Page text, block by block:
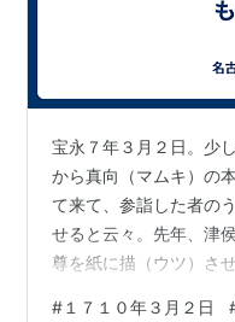
宝永７年３月２日。少
から真向（マムキ）の
て来て、参詣した者の
せると云々。先年、津
尊を紙に描（ウツ）さ
# １７１０年３月２日